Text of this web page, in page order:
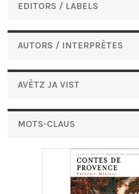
EDITORS / LABELS
AUTORS / INTERPRÈTES
AVÈTZ JA VIST
MOTS-CLAUS